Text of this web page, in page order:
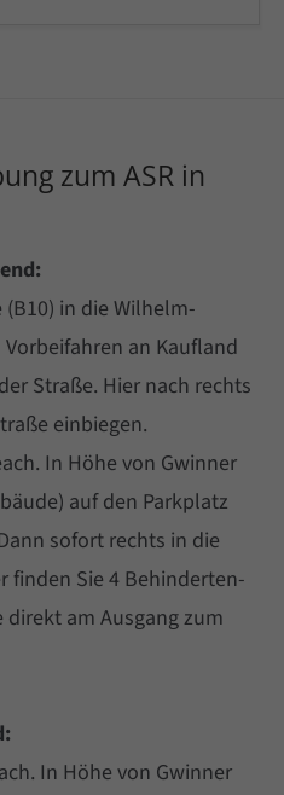
zum ASR in
in die Wilhelm-
an Kaufland
Straße. Hier nach rechts
einbiegen.
In Höhe von Gwinner
auf den Parkplatz
sofort rechts in die
finden Sie 4 Behinderten-
am Ausgang zum
In Höhe von Gwinner